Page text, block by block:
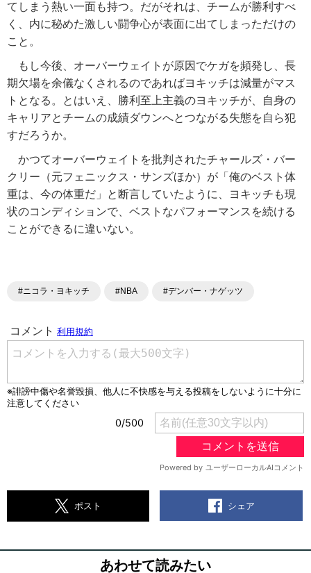
てしまう熱い一面も持つ。だがそれは、チームが勝利すべ
く、内に秘めた激しい闘争心が表面に出てしまっただけの
こと。
もし今後、オーバーウェイトが原因でケガを頻発し、長
期欠場を余儀なくされるのであればヨキッチは減量がマス
トとなる。とはいえ、勝利至上主義のヨキッチが、自身の
キャリアとチームの成績ダウンへとつながる失態を自ら犯
すだろうか。
かつてオーバーウェイトを批判されたチャールズ・バー
クリー（元フェニックス・サンズほか）が「俺のベスト体
重は、今の体重だ」と断言していたように、ヨキッチも現
状のコンディションで、ベストなパフォーマンスを続ける
ことができるに違いない。
#ニコラ・ヨキッチ #NBA #デンバー・ナゲッツ
ポスト シェア
あわせて読みたい